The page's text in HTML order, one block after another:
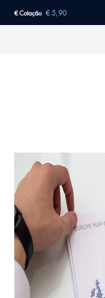
€ Cotação € 5,90